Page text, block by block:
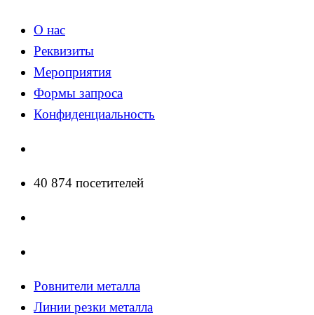
О нас
Реквизиты
Мероприятия
Формы запроса
Конфиденциальность
40 874 посетителей
Ровнители металла
Линии резки металла